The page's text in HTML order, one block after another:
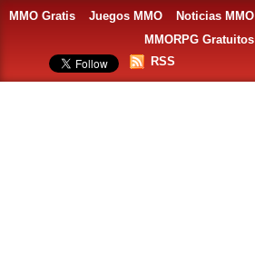
MMO Gratis Juegos MMO Noticias MMO
MMORPG Gratuitos
RSS